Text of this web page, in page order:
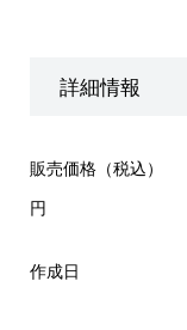
詳細情報
販売価格（税込）
円
作成日